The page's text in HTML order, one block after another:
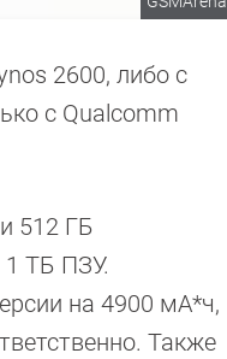
2600, либо с
с Qualcomm
512 ГБ
1 ТБ ПЗУ.
на 4900 мА*ч,
Также